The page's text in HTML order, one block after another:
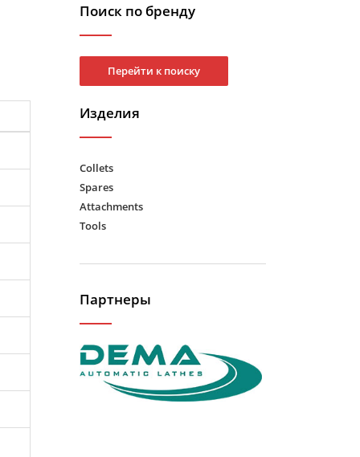
Поиск по бренду
Перейти к поиску
Изделия
Collets
Spares
Attachments
Tools
Партнеры